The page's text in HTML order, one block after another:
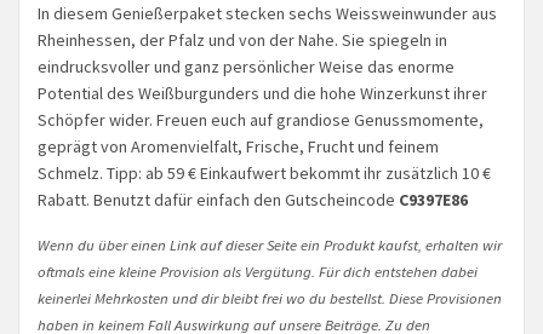
In diesem Genießerpaket stecken sechs Weissweinwunder aus
Rheinhessen, der Pfalz und von der Nahe. Sie spiegeln in
eindrucksvoller und ganz persönlicher Weise das enorme
Potential des Weißburgunders und die hohe Winzerkunst ihrer
Schöpfer wider. Freuen euch auf grandiose Genussmomente,
geprägt von Aromenvielfalt, Frische, Frucht und feinem
Schmelz. Tipp: ab 59 € Einkaufwert bekommt ihr zusätzlich 10 €
Rabatt. Benutzt dafür einfach den Gutscheincode C9397E86
Wenn du über einen Link auf dieser Seite ein Produkt kaufst, erhalten wir
oftmals eine kleine Provision als Vergütung. Für dich entstehen dabei
keinerlei Mehrkosten und dir bleibt frei wo du bestellst. Diese Provisionen
haben in keinem Fall Auswirkung auf unsere Beiträge. Zu den